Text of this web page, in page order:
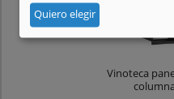
Vinoteca
Quiero elegir